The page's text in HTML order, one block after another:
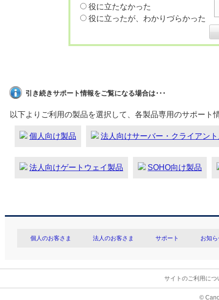
役に立たなかった
役に立ったが、わかりづらかった
引き続きサポート情報をご覧になる場合は･･･
以下よりご利用の製品を選択して、各製品専用のサポート
個人向け製品 法人向けサーバー・クライアン
法人向けゲートウェイ製品 SOHO向け製品
個人のお客さま 法人のお客さま サポート お知
サイトのご利用につ
©